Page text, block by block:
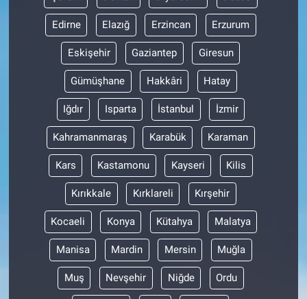
Edirne Elazığ Erzincan Erzurum
Eskişehir Gaziantep Giresun
Gümüşhane Hakkâri Hatay
Iğdır Isparta İstanbul İzmir
Kahramanmaraş Karabük Karaman
Kars Kastamonu Kayseri Kilis
Kırıkkale Kırklareli Kırşehir
Kocaeli Konya Kütahya Malatya
Manisa Mardin Mersin Muğla
Muş Nevşehir Niğde Ordu